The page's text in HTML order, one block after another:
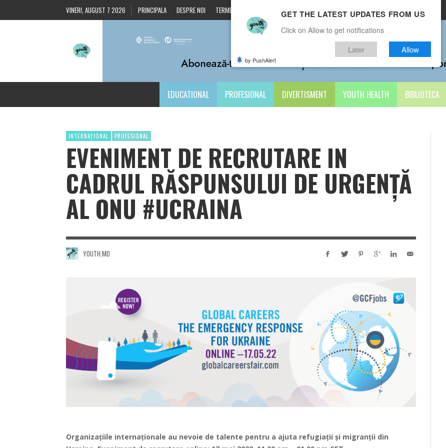
VINERI, AUGUST 7 2026 PRINCIPALA DESPRE NOI TERMENI ȘI CONDIȚII CONTACTE
EDUCATIONAL PROFESIONAL DIVERTISMENT YOUTH HEALTH BIBLIOTECA
INTERNAȚIONAL PROFESIONAL
EVENIMENT DE RECRUTARE IN
CADRUL RĂSPUNSULUI DE URGENȚĂ
AL ONU #UCRAINA
YOUTH.MD
Organizațiile internaționale au nevoie de talente pentru a ajuta refugiații și migranții din
GET THE LATEST UPDATES FROM US
Click on Allow to get notifications
Later Allow
by PushAlert